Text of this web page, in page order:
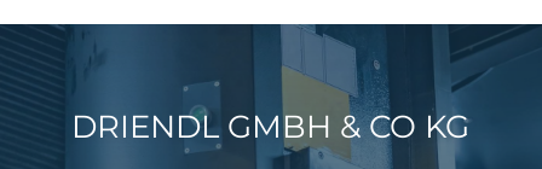
DRIENDL GMBH & CO KG